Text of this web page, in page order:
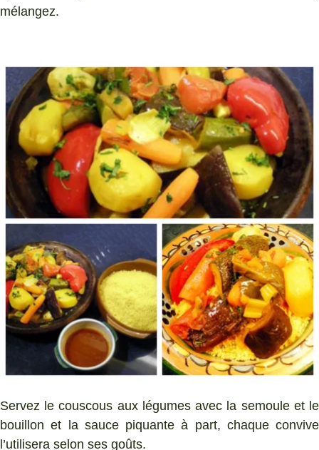
mélangez.
Servez le couscous aux légumes avec la semoule et le
bouillon et la sauce piquante à part, chaque convive
l’utilisera selon ses goûts.